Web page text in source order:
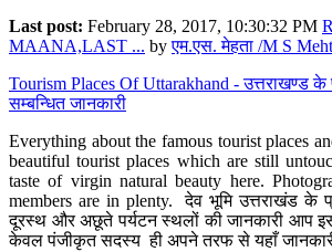
Last post: February 28, 2017, 10:30:32 PM
MAANA,LAST ... byएम.एस. मेहता /M S
Tourism Places Of Uttarakhand - उत्तराखण्ड
सम्बन्धित जानकारी
Everything about the famous tourist places
beautiful tourist places which are still
taste of virgin natural beauty here.
members are in plenty. देव भूमि उत्तराखंड के
दूरस्थ और अछूते पर्यटन स्थलों की जानकारी आप
केवल पंजीकृत सदस्य ही अपने तरफ से यहाँ